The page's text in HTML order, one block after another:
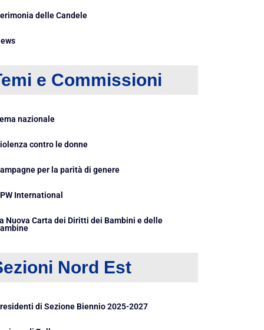
delle Candele
e Commissioni
nazionale
contro le donne
per la parità di genere
International
Nuova Carta dei Diritti dei Bambini e delle
Nord Est
di Sezione Biennio 2025-2027